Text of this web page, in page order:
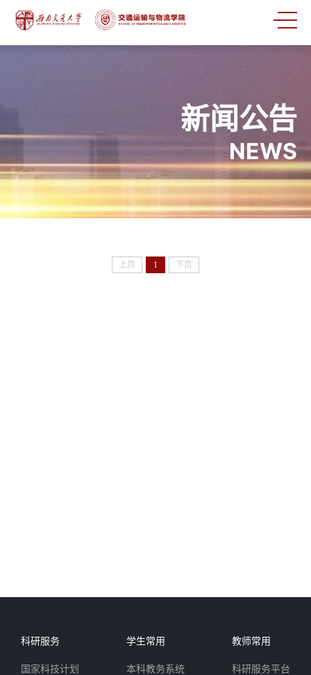
新闻公告
NEWS
上页 1 下页
科研服务
国家科技计划
学生常用
本科教务系统
教师常用
科研服务平台